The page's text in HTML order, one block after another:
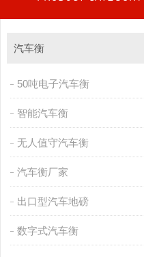
汽车衡
50吨电子汽车衡
智能汽车衡
无人值守汽车衡
汽车衡厂家
出口型汽车地磅
数字式汽车衡